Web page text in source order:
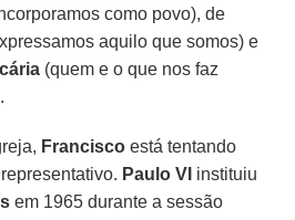
como povo), de
aquilo que somos) e
(quem e o que nos faz
Francisco está tentando
Paulo VI instituiu
em 1965 durante a sessão